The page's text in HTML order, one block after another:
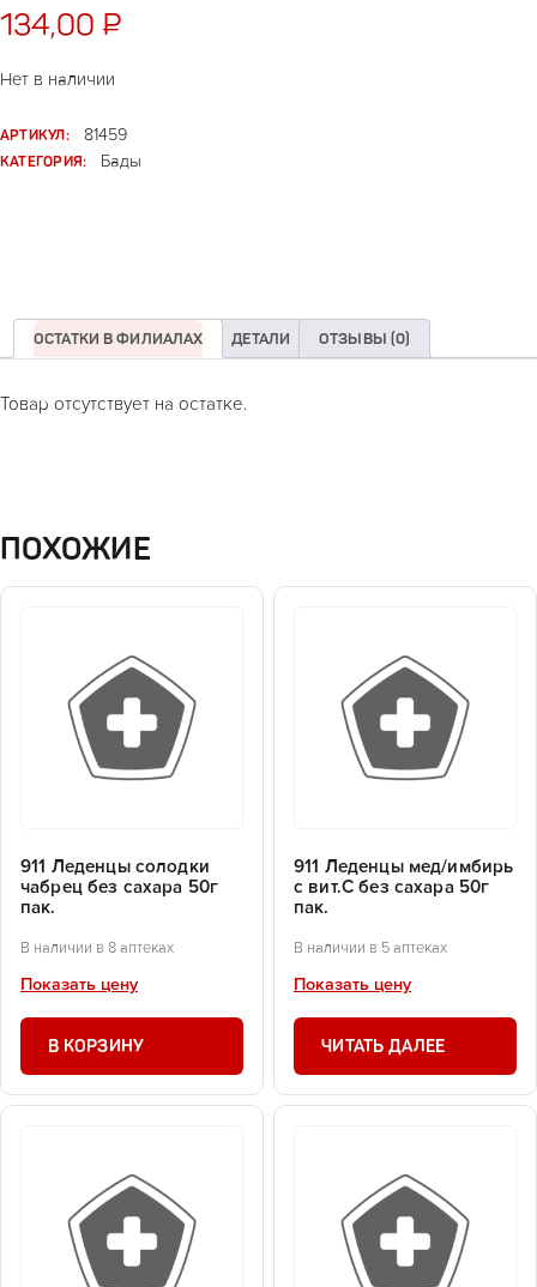
134,00 ₽
Нет в наличии
АРТИКУЛ:
81459
КАТЕГОРИЯ:
Бады
ОСТАТКИ В ФИЛИАЛАХ ДЕТАЛИ ОТЗЫВЫ (0)
Товар отсутствует на остатке.
ПОХОЖИЕ
911 Леденцы солодки
чабрец без сахара 50г
пак.
В наличии в 8 аптеках
Показать цену
В КОРЗИНУ
911 Леденцы мед/имбирь
с вит.С без сахара 50г
пак.
В наличии в 5 аптеках
Показать цену
ЧИТАТЬ ДАЛЕЕ